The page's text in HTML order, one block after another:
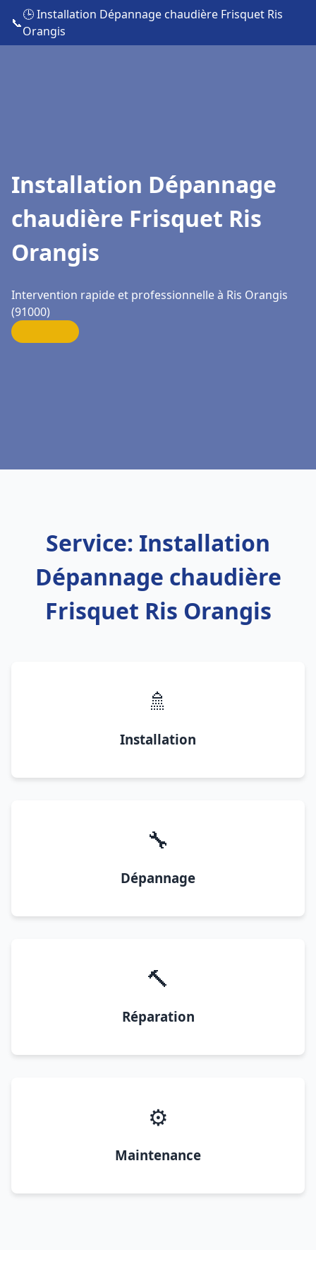
📞
🕒 Installation Dépannage chaudière Frisquet Ris
Orangis
Installation Dépannage
chaudière Frisquet Ris
Orangis
Intervention rapide et professionnelle à Ris Orangis
(91000)
Service: Installation
Dépannage chaudière
Frisquet Ris Orangis
🚿
Installation
🔧
Dépannage
🔨
Réparation
⚙️
Maintenance